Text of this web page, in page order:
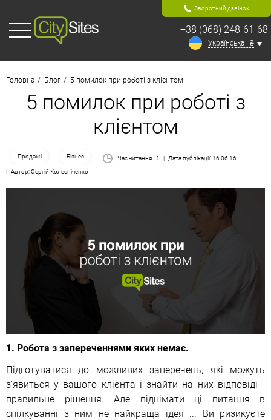
Зворотний дзвінок
+38 (068) 248-61-68
Українська | ₴
Головна Блог 5 помилок при роботі з клієнтом
5 помилок при роботі з
клієнтом
Продажі Бізнес Час читання: 1
Дата публікації: 16.06.16
Автор: Сергій Колесніченко
1. Робота з запереченнями яких немає.
Підготуватися до можливих заперечень, які можуть
з'явиться у вашого клієнта і знайти на них відповіді -
правильне рішення. Але піднімати ці питання в
спілкуванні з ним не найкраща ідея ... Ви ризикуєте